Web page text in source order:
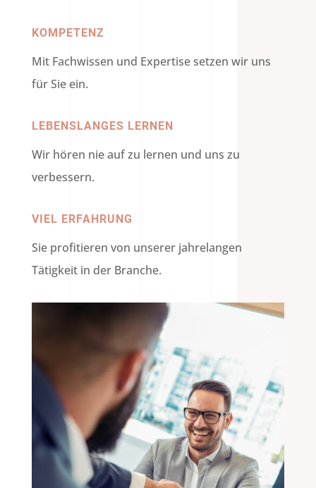
KOMPETENZ
Mit Fachwissen und Expertise setzen wir uns
für Sie ein.
LEBENSLANGES LERNEN
Wir hören nie auf zu lernen und uns zu
verbessern.
VIEL ERFAHRUNG
Sie profitieren von unserer jahrelangen
Tätigkeit in der Branche.